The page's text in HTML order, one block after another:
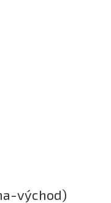
východ)